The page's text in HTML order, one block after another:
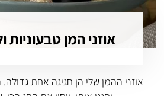
אוזני המן טבעוניות
אוזני ההמן שלי הן חגיגה אחת גדולה.